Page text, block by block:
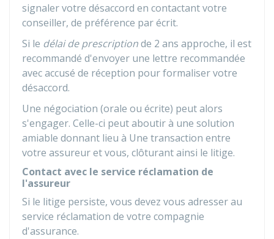
signaler votre désaccord en contactant votre
conseiller, de préférence par écrit.
Si le délai de prescriptionde 2 ans approche, il est
recommandé d'envoyer une lettre recommandée
avec accusé de réception pour formaliser votre
désaccord.
Une négociation (orale ou écrite) peut alors
s'engager. Celle-ci peut aboutir à une solution
amiable donnant lieu à Une transaction entre
votre assureur et vous, clôturant ainsi le litige.
Contact avec le service réclamation de
l'assureur
Si le litige persiste, vous devez vous adresser au
service réclamation de votre compagnie
d'assurance.